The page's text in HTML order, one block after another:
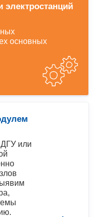
электростанций
основных
или